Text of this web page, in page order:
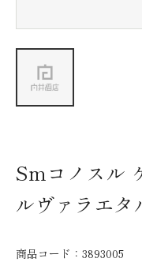
Smコノスル
ルヴァラエタ
商品コード： 3893005